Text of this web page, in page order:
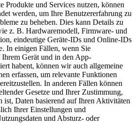
Produkte und Services nutzen, können
werden, um Ihre Benutzererfahrung zu
zu beheben. Dies kann Details zu
z. B. Hardwaremodell, Firmware- und
eindeutige Geräte-IDs und Online-IDs
In einigen Fällen, wenn Sie
Ihrem Gerät und in den App-
habent, können wir auch allgemeine
erfassen, um relevante Funktionen
In anderen Fällen können
Gesetze und Ihrer Zustimmung,
ist, Daten basierend auf Ihren Aktivitäten
Ihrer Einstellungen und
und Absturz- oder